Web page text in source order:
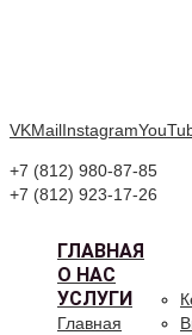
VKMailInstagram
+7 (812) 980-87-85
+7 (812) 923-17-26
ГЛАВНАЯ
О НАС
УСЛУГИ
Главная